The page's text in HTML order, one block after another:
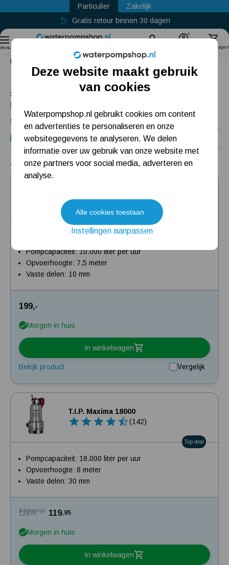
Particulier
Zakelijk
Gratis retour binnen 30 dagenThuiswinkel Waarborg
Winkelwagen
Beregeningspomp
Hydrofoorpomp
Dompelpomp
Pompput
Meest gelezen blogs
Tuin besproeien? Lees hier welke tuinpomp u nodig heeft
Installatie van een beregenings- / hydrofoorpomp
Kelder / kruipruimte ondergelopen, wat nu?
Dompelpomp
Staat uw kelder blank of moet die regenton nu echt leeg?
Lees meer
Subcategorieën
Vuilwaterpomp Vlakzuigpomp
41 producten
(87)
Voor het leegpompen van uw kelder of ruimte
Pompcapaciteit: 10.000 liter per uur
Opvoerhoogte: 7,5 meter
Vaste delen: 10 mm
199,-
Morgen in huis
In winkelwagen
Bekijk product Vergelijk
T.I.P. Maxima 18000
(142)
Top deal
Pompcapaciteit: 18.000 liter per uur
Opvoerhoogte: 8 meter
Vaste delen: 30 mm
Adviesprijs
129,95 119,95
Morgen in huis
In winkelwagen
Deze website maakt gebruik
van cookies
Waterpompshop.nl gebruikt cookies om content
en advertenties te personaliseren en onze
websitegegevens te analyseren. We delen
informatie over uw gebruik van onze website met
onze partners voor social media, adverteren en
analyse.
Alle cookies toestaan
Instellingen aanpassen